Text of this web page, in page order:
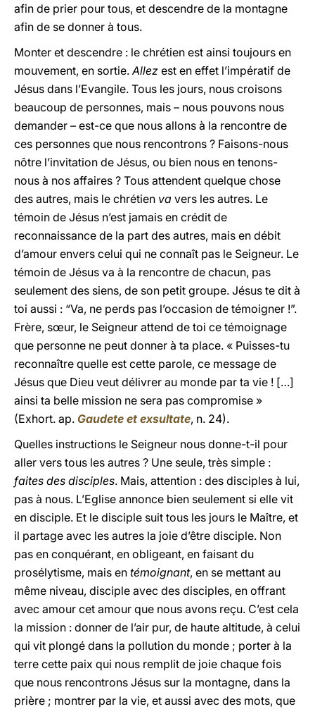
afin de prier pour tous, et descendre de la montagne
afin de se donner à tous.
Monter et descendre : le chrétien est ainsi toujours en
mouvement, en sortie.Allez est en effet l’impératif de
Jésus dans l’Evangile. Tous les jours, nous croisons
beaucoup de personnes, mais – nous pouvons nous
demander – est-ce que nous allons à la rencontre de
ces personnes que nous rencontrons ? Faisons-nous
nôtre l’invitation de Jésus, ou bien nous en tenons-
nous à nos affaires ? Tous attendent quelque chose
des autres, mais le chrétien va vers les autres. Le
témoin de Jésus n’est jamais en crédit de
reconnaissance de la part des autres, mais en débit
d’amour envers celui qui ne connaît pas le Seigneur. Le
témoin de Jésus va à la rencontre de chacun, pas
seulement des siens, de son petit groupe. Jésus te dit à
toi aussi : “Va, ne perds pas l’occasion de témoigner !”.
Frère, sœur, le Seigneur attend de toi ce témoignage
que personne ne peut donner à ta place. « Puisses-tu
reconnaître quelle est cette parole, ce message de
Jésus que Dieu veut délivrer au monde par ta vie ! […]
ainsi ta belle mission ne sera pas compromise »
(Exhort. ap. Gaudete et exsultate, n. 24).
Quelles instructions le Seigneur nous donne-t-il pour
aller vers tous les autres ? Une seule, très simple :
faites des disciples. Mais, attention : des disciples à lui,
pas à nous. L’Eglise annonce bien seulement si elle vit
en disciple. Et le disciple suit tous les jours le Maître, et
il partage avec les autres la joie d’être disciple. Non
pas en conquérant, en obligeant, en faisant du
prosélytisme, mais en témoignant, en se mettant au
même niveau, disciple avec des disciples, en offrant
avec amour cet amour que nous avons reçu. C’est cela
la mission : donner de l’air pur, de haute altitude, à celui
qui vit plongé dans la pollution du monde ; porter à la
terre cette paix qui nous remplit de joie chaque fois
que nous rencontrons Jésus sur la montagne, dans la
prière ; montrer par la vie, et aussi avec des mots, que